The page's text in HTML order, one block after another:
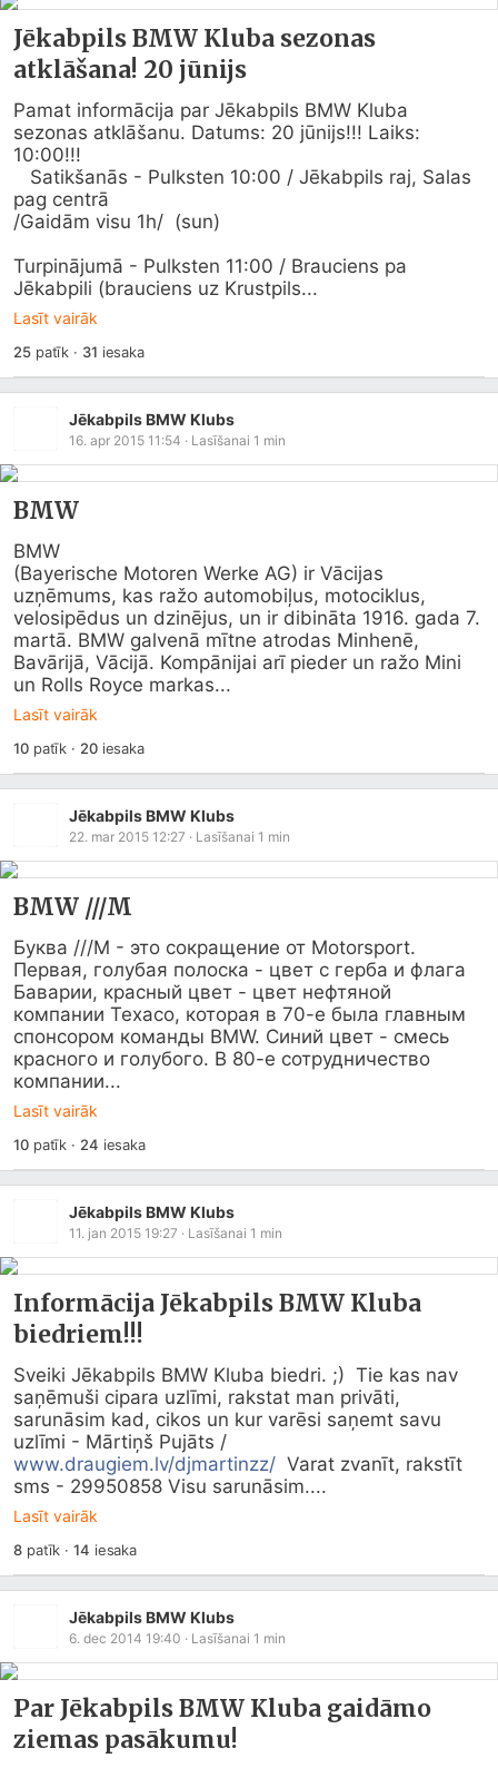
Jēkabpils BMW Kluba sezonas
atklāšana! 20 jūnijs
Pamat informācija par Jēkabpils BMW Kluba
sezonas atklāšanu. Datums: 20 jūnijs!!! Laiks:
10:00!!!
pag centrā
/Gaidām visu 1h/  (sun)
Turpinājumā - Pulksten 11:00 / Brauciens pa
Jēkabpili (brauciens uz Krustpils...
Lasīt vairāk
25patīk · 31 iesaka
Jēkabpils BMW Klubs
16. apr 2015 11:54 · Lasīšanai 1 min
BMW
BMW
(Bayerische Motoren Werke AG) ir Vācijas
uzņēmums, kas ražo automobiļus, motociklus,
velosipēdus un dzinējus, un ir dibināta 1916. gada 7.
martā. BMW galvenā mītne atrodas Minhenē,
Bavārijā, Vācijā. Kompānijai arī pieder un ražo Mini
un Rolls Royce markas...
Lasīt vairāk
10patīk · 20iesaka
Jēkabpils BMW Klubs
22. mar 2015 12:27 · Lasīšanai 1 min
BMW ///M
Буква ///М - это сокращение от Motorsport.
Первая, голубая полоска - цвет с герба и флага
Баварии, красный цвет - цвет нефтяной
компании Texaco, которая в 70-е была главным
спонсором команды BMW. Синий цвет - смесь
красного и голубого. В 80-е сотрудничество
компании...
Lasīt vairāk
10patīk · 24 iesaka
Jēkabpils BMW Klubs
11. jan 2015 19:27 · Lasīšanai 1 min
Informācija Jēkabpils BMW Kluba
biedriem!!!
Sveiki Jēkabpils BMW Kluba biedri. ;)  Tie kas nav
saņēmuši cipara uzlīmi, rakstat man privāti,
sarunāsim kad, cikos un kur varēsi saņemt savu
www.draugiem.lv/djmartinzz/
  Varat zvanīt, rakstīt
sms - 29950858 Visu sarunāsim....
Lasīt vairāk
8patīk ·14 iesaka
Jēkabpils BMW Klubs
6. dec 2014 19:40 · Lasīšanai 1 min
Par Jēkabpils BMW Kluba gaidāmo
ziemas pasākumu!